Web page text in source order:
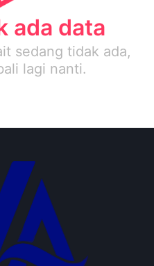
ada data
sedang tidak ada,
lagi nanti.